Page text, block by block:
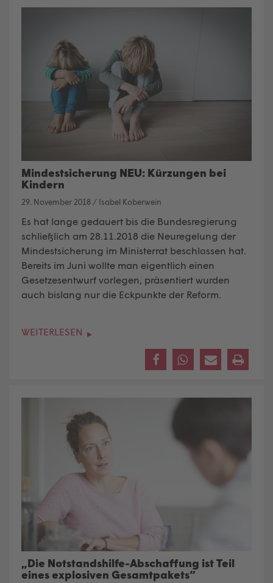
Mindestsicherung NEU: Kürzungen bei
Kindern
29. November 2018 / Isabel Koberwein
Es hat lange gedauert bis die Bundesregierung
schließlich am 28.11.2018 die Neuregelung der
Mindestsicherung im Ministerrat beschlossen hat.
Bereits im Juni wollte man eigentlich einen
Gesetzesentwurf vorlegen, präsentiert wurden
auch bislang nur die Eckpunkte der Reform.
WEITERLESEN
„Die Notstandshilfe-Abschaffung ist Teil
eines explosiven Gesamtpakets“